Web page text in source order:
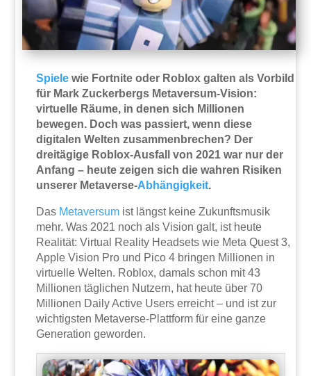
Spiele wie Fortnite oder Roblox galten als Vorbild
für Mark Zuckerbergs Metaversum-Vision:
virtuelle Räume, in denen sich Millionen
bewegen. Doch was passiert, wenn diese
digitalen Welten zusammenbrechen? Der
dreitägige Roblox-Ausfall von 2021 war nur der
Anfang – heute zeigen sich die wahren Risiken
unserer Metaverse-Abhängigkeit.
Das Metaversum ist längst keine Zukunftsmusik
mehr. Was 2021 noch als Vision galt, ist heute
Realität: Virtual Reality Headsets wie Meta Quest 3,
Apple Vision Pro und Pico 4 bringen Millionen in
virtuelle Welten. Roblox, damals schon mit 43
Millionen täglichen Nutzern, hat heute über 70
Millionen Daily Active Users erreicht – und ist zur
wichtigsten Metaverse-Plattform für eine ganze
Generation geworden.